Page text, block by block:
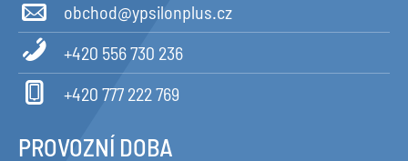
obchod@ypsilonplus.cz
+420 556 730 236
+420 777 222 769
PROVOZNÍ DOBA